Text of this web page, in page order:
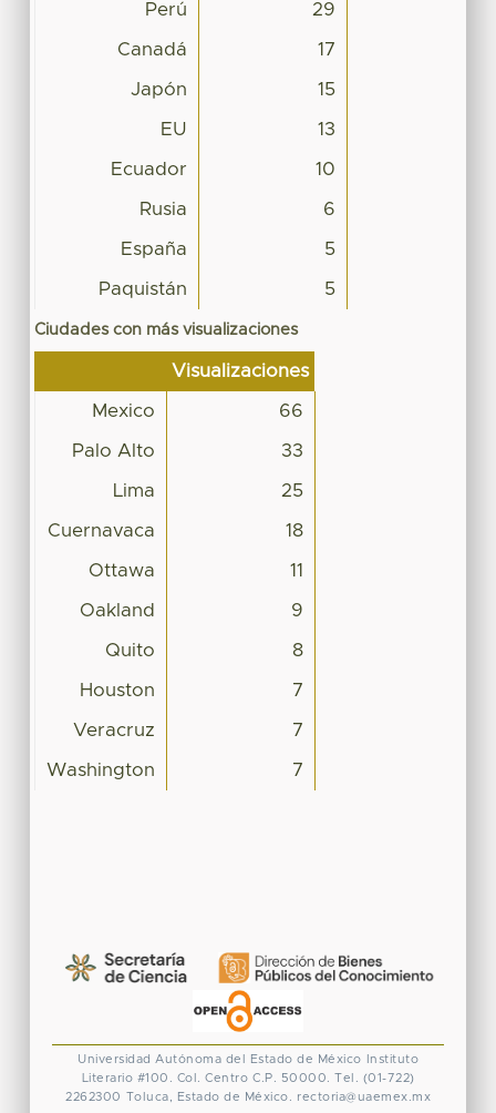
Perú 29
Canadá 17
Japón 15
EU 13
Ecuador 10
Rusia 6
España 5
Paquistán 5
Ciudades con más visualizaciones
Visualizaciones
Mexico 66
Palo Alto 33
Lima 25
Cuernavaca 18
Ottawa 11
Oakland 9
Quito 8
Houston 7
Veracruz 7
Washington 7
Universidad Autónoma del Estado de México
Instituto
Literario #100. Col. Centro C.P. 50000. Tel. (01-722)
2262300 Toluca, Estado de México. rectoria@uaemex.mx